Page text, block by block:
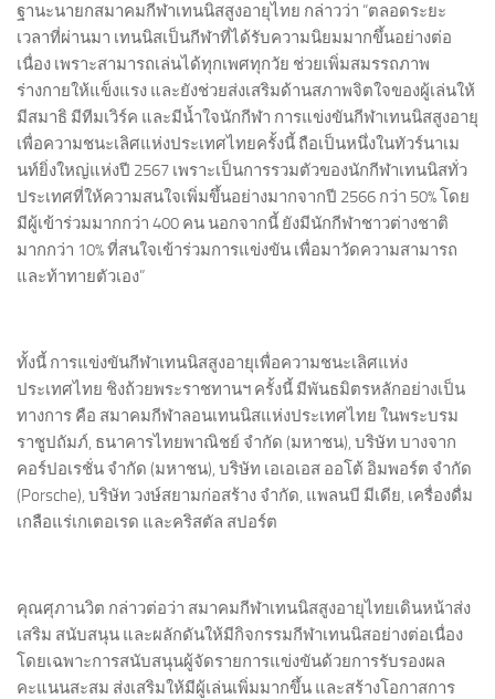
ฐานะนายกสมาคมกีฬาเทนนิสสูงอายุไทย กล่าวว่า “ตลอดระยะ
เวลาที่ผ่านมา เทนนิสเป็นกีฬาที่ได้รับความนิยมมากขึ้นอย่างต่อ
เนื่อง เพราะสามารถเล่นได้ทุกเพศทุกวัย ช่วยเพิ่มสมรรถภาพ
ร่างกายให้แข็งแรง และยังช่วยส่งเสริมด้านสภาพจิตใจของผู้เล่นให้
มีสมาธิ มีทีมเวิร์ค และมีน้ำใจนักกีฬา การแข่งขันกีฬาเทนนิสสูงอายุ
เพื่อความชนะเลิศแห่งประเทศไทยครั้งนี้ ถือเป็นหนึ่งในทัวร์นาเม
นท์ยิ่งใหญ่แห่งปี 2567 เพราะเป็นการรวมตัวของนักกีฬาเทนนิสทั่ว
ประเทศที่ให้ความสนใจเพิ่มขึ้นอย่างมากจากปี 2566 กว่า 50% โดย
มีผู้เข้าร่วมมากกว่า 400 คน นอกจากนี้ ยังมีนักกีฬาชาวต่างชาติ
มากกว่า 10% ที่สนใจเข้าร่วมการแข่งขัน เพื่อมาวัดความสามารถ
และท้าทายตัวเอง”
ทั้งนี้ การแข่งขันกีฬาเทนนิสสูงอายุเพื่อความชนะเลิศแห่ง
ประเทศไทย ชิงถ้วยพระราชทานฯ ครั้งนี้ มีพันธมิตรหลักอย่างเป็น
ทางการ คือ สมาคมกีฬาลอนเทนนิสแห่งประเทศไทย ในพระบรม
ราชูปถัมภ์, ธนาคารไทยพาณิชย์ จำกัด (มหาชน), บริษัท บางจาก
คอร์ปอเรชั่น จำกัด (มหาชน), บริษัท เอเอเอส ออโต้ อิมพอร์ต จำกัด
(Porsche), บริษัท วงษ์สยามก่อสร้าง จำกัด, แพลนบี มีเดีย, เครื่องดื่ม
เกลือแร่เกเตอเรด และคริสตัล สปอร์ต
คุณศุภานวิต กล่าวต่อว่า สมาคมกีฬาเทนนิสสูงอายุไทยเดินหน้าส่ง
เสริม สนับสนุน และผลักดันให้มีกิจกรรมกีฬาเทนนิสอย่างต่อเนื่อง
โดยเฉพาะการสนับสนุนผู้จัดรายการแข่งขันด้วยการรับรองผล
คะแนนสะสม ส่งเสริมให้มีผู้เล่นเพิ่มมากขึ้น และสร้างโอกาสการ